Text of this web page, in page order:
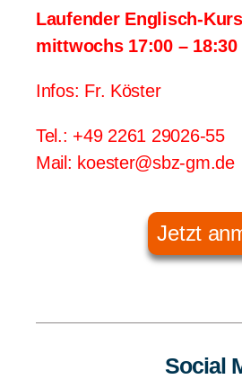
Laufender Englisch-
mittwochs 17:00 – 18:30
Infos: Fr. Köster
Tel.: +49 2261 29026-55
Mail: koester@sbz-gm.de
Jetzt
Social